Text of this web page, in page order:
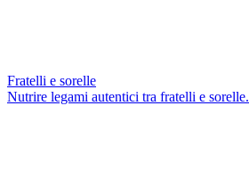
Fratelli e sorelle
Nutrire legami autentici tra fratelli e sorelle.